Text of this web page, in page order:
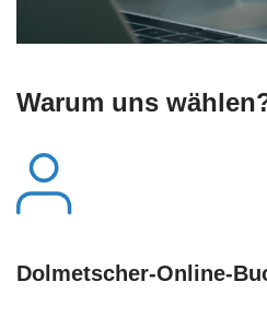
Warum uns
Dolmetscher-Online-